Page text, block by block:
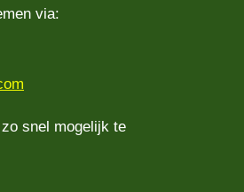
via:
snel mogelijk te